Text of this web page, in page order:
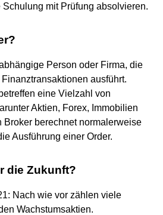
mit Prüfung absolvieren.
Person oder Firma, die
ausführt.
eine Vielzahl von
Aktien, Forex, Immobilien
Broker berechnet normalerweise
Ausführung einer Order.
die Zukunft?
Nach wie vor zählen viele
Wachstumsaktien.